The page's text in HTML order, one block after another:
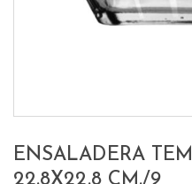
ENSALADERA
22.8X22.8 CM./9